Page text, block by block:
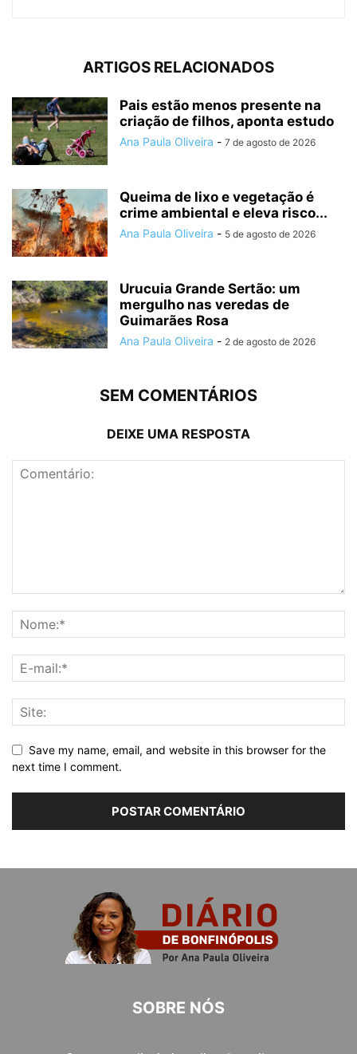
ARTIGOS RELACIONADOS
Pais estão menos presente na
criação de filhos, aponta estudo
Ana Paula Oliveira - 7 de agosto de 2026
Queima de lixo e vegetação é
crime ambiental e eleva risco...
Ana Paula Oliveira - 5 de agosto de 2026
Urucuia Grande Sertão: um
mergulho nas veredas de
Guimarães Rosa
Ana Paula Oliveira - 2 de agosto de 2026
SEM COMENTÁRIOS
DEIXE UMA RESPOSTA
Save my name, email, and website in this browser for the
next time I comment.
SOBRE NÓS